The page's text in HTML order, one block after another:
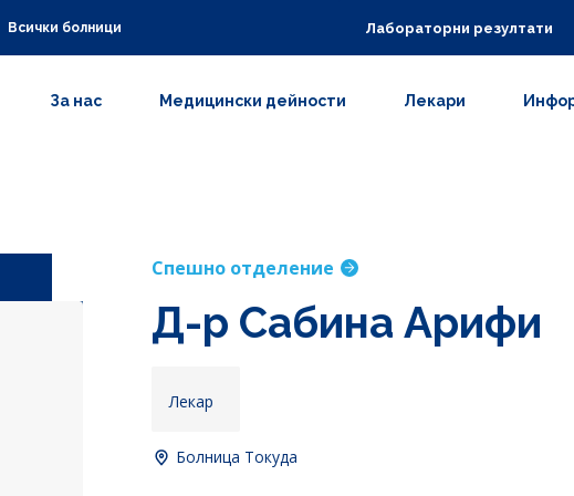
Всички болници Лабораторни резултати
За нас Медицински дейности Лекари
Спешно отделение
Д-р Сабина Арифи
Лекар
Болница Токуда